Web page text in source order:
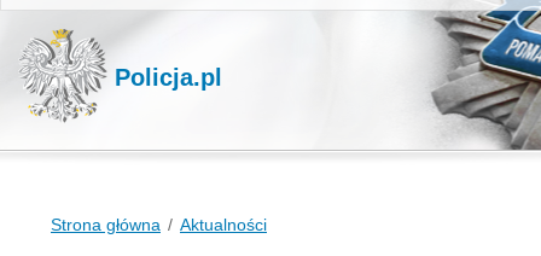
Policja.pl
Strona główna Aktualności